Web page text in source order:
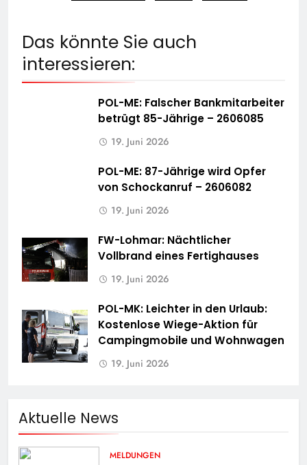
Das könnte Sie auch
interessieren:
POL-ME: Falscher Bankmitarbeiter
betrügt 85-Jährige – 2606085
19. Juni 2026
POL-ME: 87-Jährige wird Opfer
von Schockanruf – 2606082
19. Juni 2026
FW-Lohmar: Nächtlicher
Vollbrand eines Fertighauses
19. Juni 2026
POL-MK: Leichter in den Urlaub:
Kostenlose Wiege-Aktion für
Campingmobile und Wohnwagen
19. Juni 2026
Aktuelle News
MELDUNGEN